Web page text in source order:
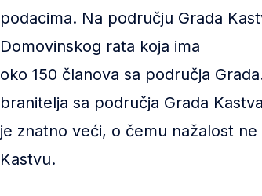
podacima. Na području Grada
Domovinskog rata koja ima
oko 150 članova sa područja
branitelja sa područja Grada Kastva
je znatno veći, o čemu nažalost
Kastvu.